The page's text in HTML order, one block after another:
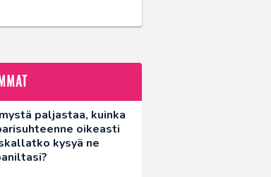
paljastaa, kuinka
oikeasti
kysyä ne